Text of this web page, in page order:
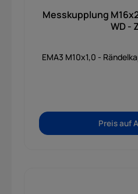
Messkupplung
WD -
EMA3 M10x1,0 -
Preis auf